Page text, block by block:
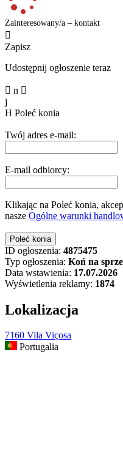
Zainteresowany/a – kontakt

Zapisz
Udostępnij ogłoszenie teraz
 n 
j
H Poleć konia
Twój adres e-mail:
E-mail odbiorcy:
Klikając na Poleć konia,
nasze Ogólne warunki
ID ogłoszenia: 4875475
Typ ogłoszenia: Koń na
Data wstawienia: 17.07.2026
Wyświetlenia reklamy: 1874
Lokalizacja
7160 Vila Viçosa
Portugalia